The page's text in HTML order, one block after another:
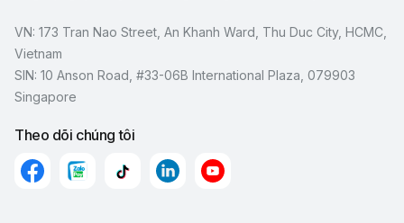
VN: 173 Tran Nao Street, An Khanh Ward, Thu Duc City, HCMC,
Vietnam
SIN: 10 Anson Road, #33-06B International Plaza, 079903
Singapore
Theo dõi chúng tôi